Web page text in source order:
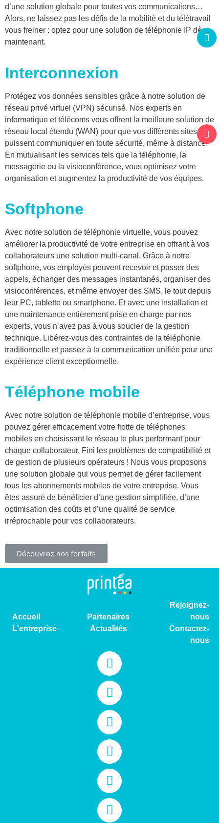
d’une solution globale pour toutes vos communications…
Alors, ne laissez pas les défis de la mobilité et du télétravail
vous freiner : optez pour une solution de téléphonie IP dès
maintenant.
Interconnexion
Protégez vos données sensibles grâce à notre solution de
réseau privé virtuel (VPN) sécurisé. Nos experts en
informatique et télécoms vous offrent la meilleure solution de
réseau local étendu (WAN) pour que vos différents sites
puissent communiquer en toute sécurité, même à distance.
En mutualisant les services tels que la téléphonie, la
messagerie ou la visioconférence, vous optimisez votre
organisation et augmentez la productivité de vos équipes.
Softphone
Avec notre solution de téléphonie virtuelle, vous pouvez
améliorer la productivité de votre entreprise en offrant à vos
collaborateurs une solution multi-canal. Grâce à notre
softphone, vos employés peuvent recevoir et passer des
appels, échanger des messages instantanés, organiser des
visioconférences, et même envoyer des SMS, le tout depuis
leur PC, tablette ou smartphone. Et avec une installation et
une maintenance entièrement prise en charge par nos
experts, vous n’avez pas à vous soucier de la gestion
technique. Libérez-vous des contraintes de la téléphonie
traditionnelle et passez à la communication unifiée pour une
expérience client exceptionnelle.
Téléphone mobile
Avec notre solution de téléphonie mobile d’entreprise, vous
pouvez gérer efficacement votre flotte de téléphones
mobiles en choisissant le réseau le plus performant pour
chaque collaborateur. Fini les problèmes de compatibilité et
de gestion de plusieurs opérateurs ! Nous vous proposons
une solution globale qui vous permet de gérer facilement
tous les abonnements mobiles de votre entreprise. Vous
êtes assuré de bénéficier d’une gestion simplifiée, d’une
optimisation des coûts et d’une qualité de service
irréprochable pour vos collaborateurs.
Découvrez nos forfaits
Accueil
L'entreprise
Partenaires
Actualités
Rejoignez-
nous
Contactez-
nous